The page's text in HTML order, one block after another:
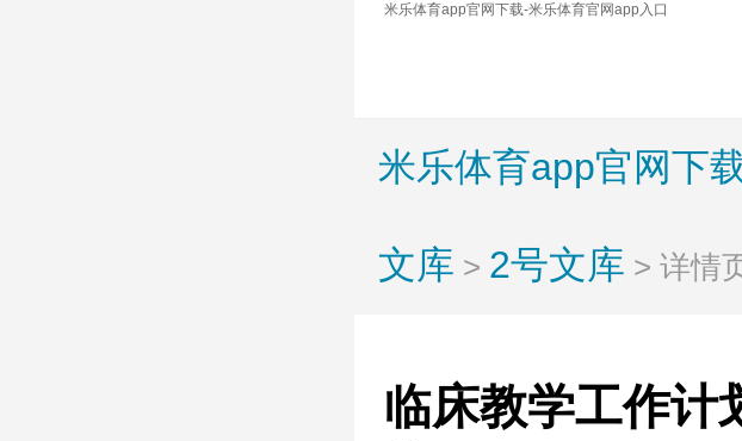
米乐体育app官网下载-米乐体育官网app入口
米乐体育app官网下
文库 > 2号文库 > 详情
临床教学工作计